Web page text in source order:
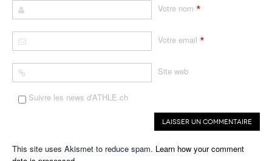
Votre nom *
Votre email *
Site web
Suivre les news d'ATHLE.ch
This site uses Akismet to reduce spam. Learn how your comment